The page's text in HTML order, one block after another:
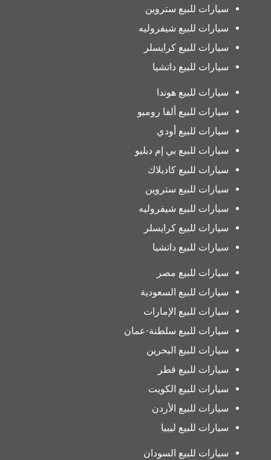
سيارات للبيع ستروين
سيارات للبيع شيفروليه
سيارات للبيع كرايسلر
سيارات للبيع داتشيا
سيارات للبيع هوندا
سيارات للبيع ألفا روميو
سيارات للبيع أودي
سيارات للبيع بي إم دبليو
سيارات للبيع كاديلاك
سيارات للبيع ستروين
سيارات للبيع شيفروليه
سيارات للبيع كرايسلر
سيارات للبيع داتشيا
سيارات للبيع مصر
سيارات للبيع السعودية
سيارات للبيع الإمارات
سيارات للبيع سلطنة-عمان
سيارات للبيع البحرين
سيارات للبيع قطر
سيارات للبيع الكويت
سيارات للبيع الأردن
سيارات للبيع ليبيا
سيارات للبيع السودان